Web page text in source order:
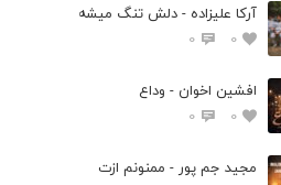
آرکا علیزاده - دلش تنگ میشه
0
0
افشين اخوان - وداع
0
0
مجید جم پور - ممنونم ازت